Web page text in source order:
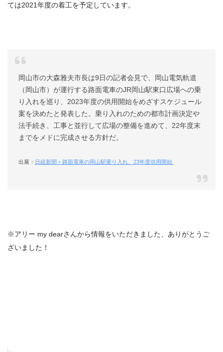
ては2021年度の着工を予定しています。
岡山市の大森雅夫市長は9日の記者会見で、岡山電気軌道
（岡山市）が運行する路面電車のJR岡山駅東口広場への乗
り入れを巡り、2023年度の供用開始をめざすスケジュール
案を決めたと発表した。乗り入れのための都市計画決定や
法手続き、工事と並行して広場の整備を進めて、22年度末
までをメドに完成させる方針だ。
出展： 日経新聞＞路面電車の岡山駅乗り入れ、23年度供用開始
※アリー my dearさんから情報をいただきました、ありがとうご
ざいました！